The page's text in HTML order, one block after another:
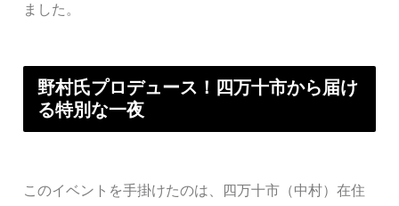
ました。
野村氏プロデュース！四万十市から届け
る特別な一夜
このイベントを手掛けたのは、四万十市（中村）在住